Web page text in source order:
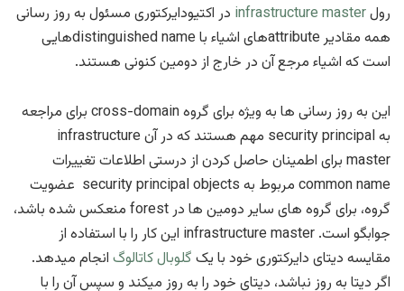
رولinfrastructure master در اکتیودایرکتوری مسئول به روز رسانی
همه مقادیر attributeهای اشیاء با distinguished nameهایی
است که اشیاء مرجع آن در خارج از دومین کنونی هستند.
این به روز رسانی ها به ویژه برای گروه cross-domain برای مراجعه
به security principal مهم هستند که در آن infrastructure
master برای اطمینان حاصل کردن از درستی اطلاعات تغییرات
common name مربوط به security principal objects عضویت
گروه، برای گروه های سایر دومین ها در forest منعکس شده باشد،
جوابگو است. infrastructure master این کار را با استفاده از
مقایسه دیتای دایرکتوری خود با یک گلوبال کاتالوگ انجام میدهد.
اگر دیتا به روز نباشد، دیتای خود را به روز میکند و سپس آن را با